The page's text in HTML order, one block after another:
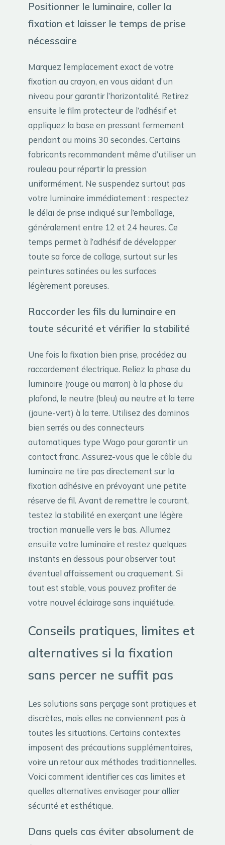
Positionner le luminaire, coller la
fixation et laisser le temps de prise
nécessaire
Marquez l’emplacement exact de votre
fixation au crayon, en vous aidant d’un
niveau pour garantir l’horizontalité. Retirez
ensuite le film protecteur de l’adhésif et
appliquez la base en pressant fermement
pendant au moins 30 secondes. Certains
fabricants recommandent même d’utiliser un
rouleau pour répartir la pression
uniformément. Ne suspendez surtout pas
votre luminaire immédiatement : respectez
le délai de prise indiqué sur l’emballage,
généralement entre 12 et 24 heures. Ce
temps permet à l’adhésif de développer
toute sa force de collage, surtout sur les
peintures satinées ou les surfaces
légèrement poreuses.
Raccorder les fils du luminaire en
toute sécurité et vérifier la stabilité
Une fois la fixation bien prise, procédez au
raccordement électrique. Reliez la phase du
luminaire (rouge ou marron) à la phase du
plafond, le neutre (bleu) au neutre et la terre
(jaune-vert) à la terre. Utilisez des dominos
bien serrés ou des connecteurs
automatiques type Wago pour garantir un
contact franc. Assurez-vous que le câble du
luminaire ne tire pas directement sur la
fixation adhésive en prévoyant une petite
réserve de fil. Avant de remettre le courant,
testez la stabilité en exerçant une légère
traction manuelle vers le bas. Allumez
ensuite votre luminaire et restez quelques
instants en dessous pour observer tout
éventuel affaissement ou craquement. Si
tout est stable, vous pouvez profiter de
votre nouvel éclairage sans inquiétude.
Conseils pratiques, limites et
alternatives si la fixation
sans percer ne suffit pas
Les solutions sans perçage sont pratiques et
discrètes, mais elles ne conviennent pas à
toutes les situations. Certains contextes
imposent des précautions supplémentaires,
voire un retour aux méthodes traditionnelles.
Voici comment identifier ces cas limites et
quelles alternatives envisager pour allier
sécurité et esthétique.
Dans quels cas éviter absolument de